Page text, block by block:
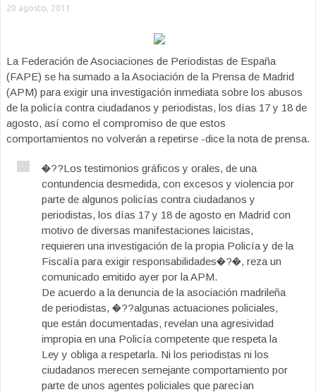
20 agosto, 2011
La Federación de Asociaciones de Periodistas de España
(FAPE) se ha sumado a la Asociación de la Prensa de Madrid
(APM) para exigir una investigación inmediata sobre los abusos
de la policía contra ciudadanos y periodistas, los días 17 y 18 de
agosto, así como el compromiso de que estos
comportamientos no volverán a repetirse -dice la nota de prensa.
�??Los testimonios gráficos y orales, de una
contundencia desmedida, con excesos y violencia por
parte de algunos policías contra ciudadanos y
periodistas, los días 17 y 18 de agosto en Madrid con
motivo de diversas manifestaciones laicistas,
requieren una investigación de la propia Policía y de la
Fiscalía para exigir responsabilidades�?�, reza un
comunicado emitido ayer por la APM.
De acuerdo a la denuncia de la asociación madrileña
de periodistas, �??algunas actuaciones policiales,
que están documentadas, revelan una agresividad
impropia en una Policía competente que respeta la
Ley y obliga a respetarla. Ni los periodistas ni los
ciudadanos merecen semejante comportamiento por
parte de unos agentes policiales que parecían